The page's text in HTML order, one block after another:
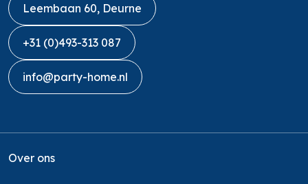
Leembaan 60, Deurne
+31 (0)493-313 087
info@party-home.nl
Over ons